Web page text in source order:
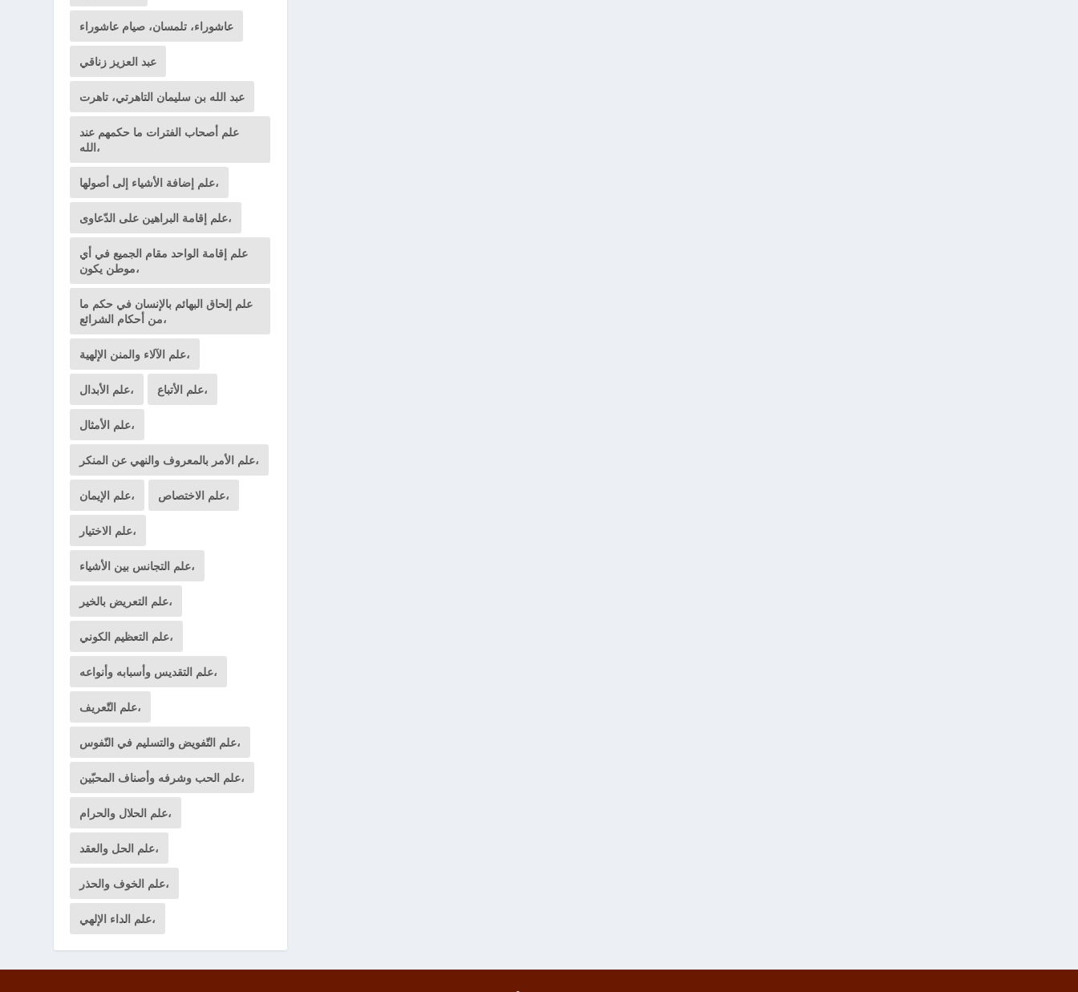
عاشوراء، تلمسان، صيام عاشوراء
عبد العزيز زناقي
عبد الله بن سليمان التاهرتي، تاهرت
علم أصحاب الفترات ما حكمهم عند
الله،
علم إضافة الأشياء إلى أصولها،
علم إقامة البراهين على الدّعاوى،
علم إقامة الواحد مقام الجميع في أي
موطن يكون،
علم إلحاق البهائم بالإنسان في حكم ما
من أحكام الشرائع،
علم الآلاء والمنن الإلهية،
علم الأبدال، علم الأتباع،
علم الأمثال،
علم الأمر بالمعروف والنهي عن المنكر،
علم الإيمان، علم الاختصاص،
علم الاختيار،
علم التجانس بين الأشياء،
علم التعريض بالخير،
علم التعظيم الكوني،
علم التقديس وأسبابه وأنواعه،
علم التّعريف،
علم التّفويض والتسليم في النّفوس،
علم الحب وشرفه وأصناف المحبّين،
علم الحلال والحرام،
علم الحل والعقد،
علم الخوف والحذر،
علم الداء الإلهي،